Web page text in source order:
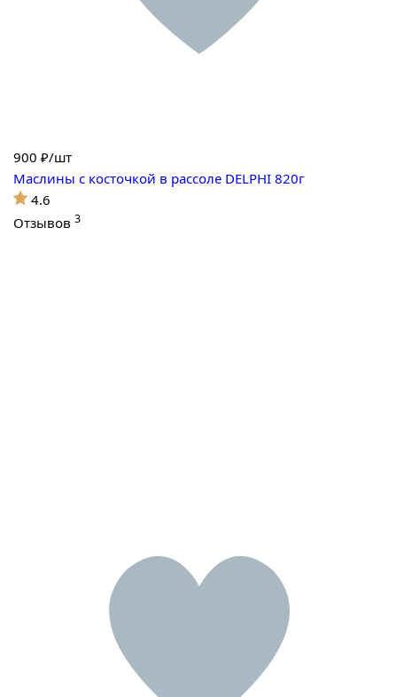
900 ₽/шт
Маслины с косточкой в рассоле DELPHI 820г
4.6
Отзывов 3